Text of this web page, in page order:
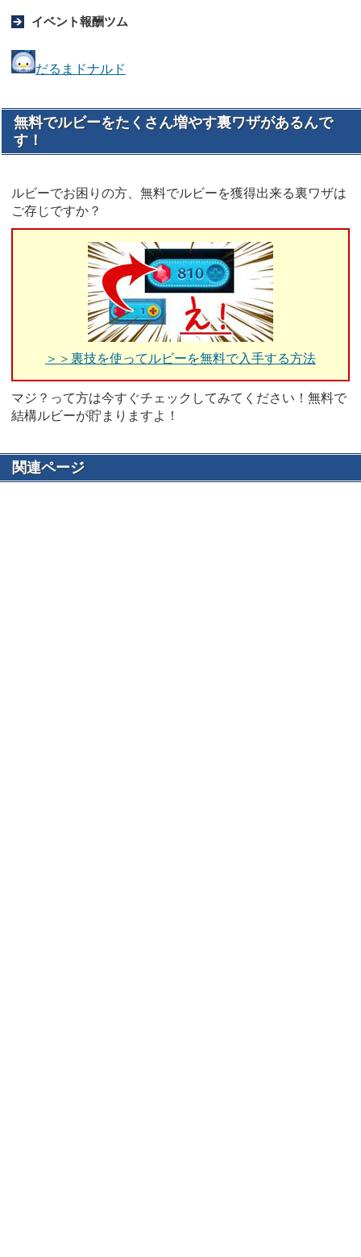
イベント報酬ツム
だるまドナルド
無料でルビーをたくさん増やす裏ワザがあるんで
す！
ルビーでお困りの方、無料でルビーを獲得出来る裏ワザは
ご存じですか？
＞＞裏技を使ってルビーを無料で入手する方法
マジ？って方は今すぐチェックしてみてください！無料で
結構ルビーが貯まりますよ！
関連ページ